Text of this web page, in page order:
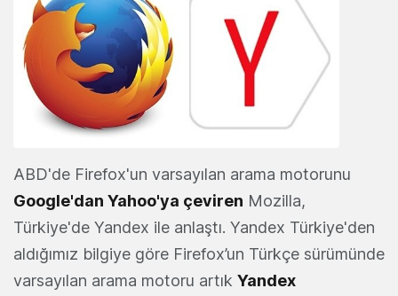
ABD'de Firefox'un varsayılan arama motorunu
Google'dan Yahoo'ya çeviren Mozilla,
Türkiye'de Yandex ile anlaştı. Yandex Türkiye'den
aldığımız bilgiye göre Firefox’un Türkçe sürümünde
varsayılan arama motoru artık Yandex